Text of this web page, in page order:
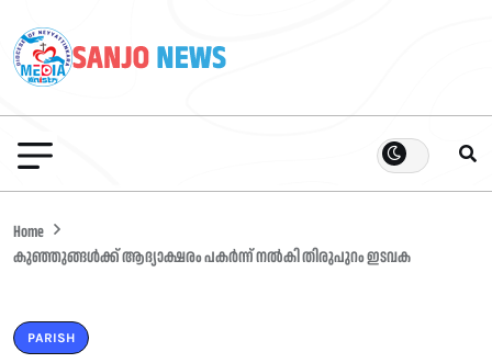
Home
കുഞ്ഞുങ്ങൾക്ക് ആദ്യാക്ഷരം പകർന്ന് നൽകി തിരുപുറം ഇടവക
PARISH